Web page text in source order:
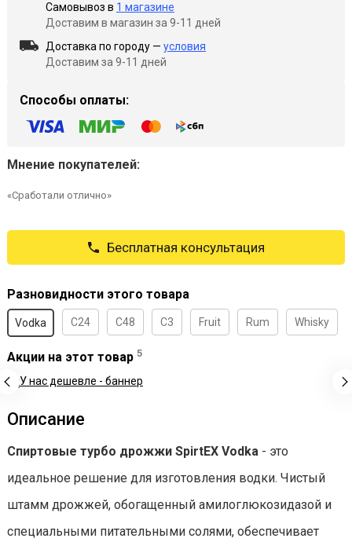
Самовывоз в 1 магазине
Доставим в магазин за 9-11 дней
Доставка по городу — условия
Доставим за 9-11 дней
Способы оплаты:
Мнение покупателей:
«Сработали отлично»
Бесплатная консультация
Разновидности этого товара
Vodka C24 C48 C3 Fruit Rum Whisky
Акции на этот товар 5
Описание
Спиртовые турбо дрожжи SpirtEX Vodka - это
идеальное решение для изготовления водки. Чистый
штамм дрожжей, обогащенный амилоглюкозидазой и
специальными питательными солями, обеспечивает